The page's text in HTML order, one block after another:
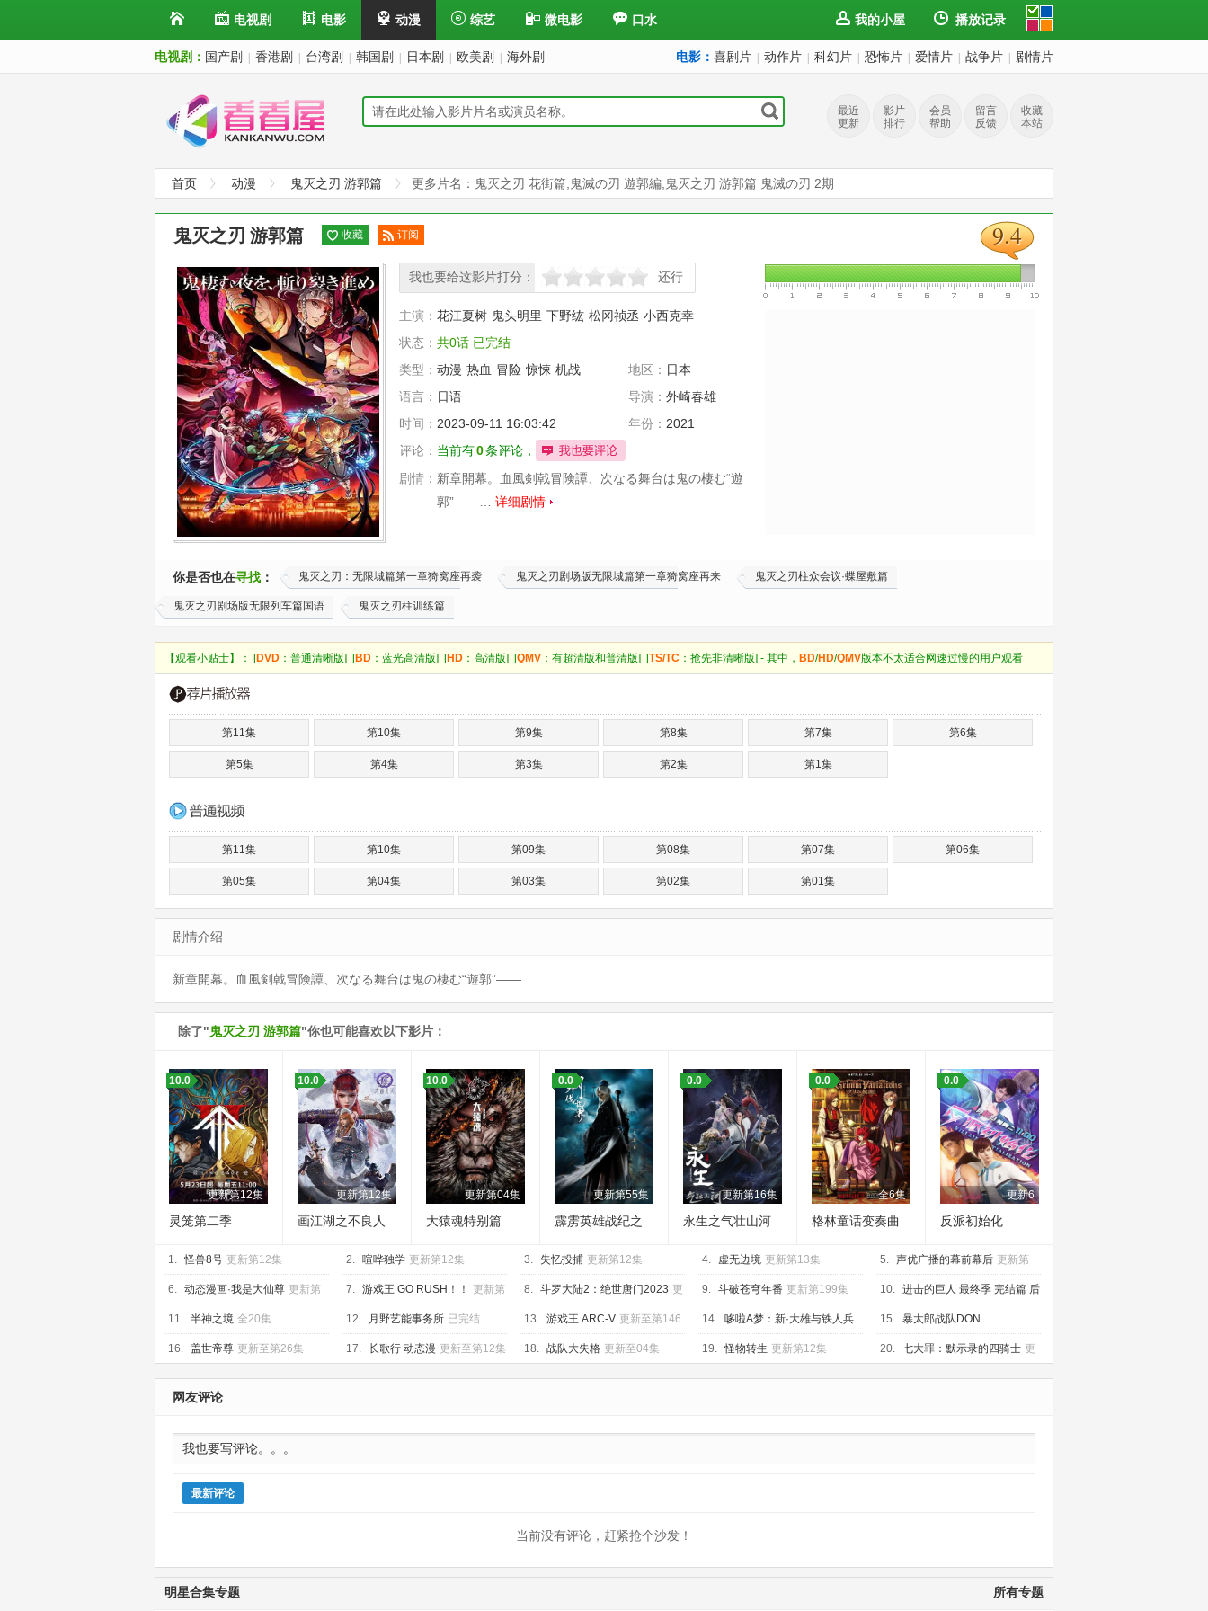
电视剧 电影 动漫 综艺 微电影 口水 我的小屋 播放记录
电视剧： 国产剧 香港剧 台湾剧 韩国剧 日本剧 欧美剧 海外剧 电影： 喜剧片 动作片 科幻片 恐怖片 爱情片 战争片 剧情片
最近
更新
影片
排行
会员
帮助
留言
反馈
收藏
本站
首页 动漫 鬼灭之刃 游郭篇 更多片名：鬼灭之刃 花街篇,鬼滅の刃 遊郭編,鬼灭之刃 游郭篇 鬼滅の刃 2期
9.4
9.4
鬼灭之刃 游郭篇 收藏
订阅
我也要给这影片打分：
很差较差 还行推荐 力荐 还行
主演： 花江夏树 鬼头明里 下野纮 松冈祯丞 小西克幸
状态： 共0话 已完结
类型： 动漫 热血 冒险 惊悚 机战
竞技
地区： 日本
语言： 日语 导演： 外崎春雄
时间： 2023-09-11 16:03:42 年份： 2021
评论： 当前有0条评论，
剧情： 新章開幕。血風剣戟冒険譚、次なる舞台は鬼の棲む“遊
郭”——… 详细剧情
你是否也在寻找 ： 鬼灭之刃：无限城篇第一章猗窝座再袭 鬼灭之刃剧场版无限城篇第一章猗窝座再来 鬼灭之刃柱众会议·蝶屋敷篇
鬼灭之刃剧场版无限列车篇国语 鬼灭之刃柱训练篇
【观看小贴士】： [DVD ：普通清晰版] [BD ：蓝光高清版] [HD ：高清版] [QMV ：有超清版和普清版] [TS/TC ：抢先非清晰版] - 其中， BD/HD/QMV版本不太适合网速过慢的用户观看
第11集 第10集 第9集 第8集 第7集 第6集
第5集 第4集 第3集 第2集 第1集
第11集 第10集 第09集 第08集 第07集 第06集
第05集 第04集 第03集 第02集 第01集
剧情介绍
新章開幕。血風剣戟冒険譚、次なる舞台は鬼の棲む“遊郭”——
除了"鬼灭之刃 游郭篇"你也可能喜欢以下影片：
更新第12集
10.0
灵笼第二季
更新第12集
10.0
画江湖之不良人
更新第04集
10.0
大猿魂特别篇
更新第55集
0.0
霹雳英雄战纪之
更新第16集
0.0
永生之气壮山河
全6集
0.0
格林童话变奏曲
更新6
0.0
反派初始化
1. 怪兽8号 更新第12集 2. 喧哗独学 更新第12集 3. 失忆投捕 更新第12集 4. 虚无边境 更新第13集 5. 声优广播的幕前幕后 更新第
12集
6. 动态漫画·我是大仙尊 更新第
287集
7. 游戏王 GO RUSH！！ 更新第
145集
8. 斗罗大陆2：绝世唐门2023 更
新第153集
9. 斗破苍穹年番 更新第199集 10. 进击的巨人 最终季 完结篇 后
篇 HD中字
11. 半神之境 全20集 12. 月野艺能事务所 已完结 13. 游戏王 ARC-V 更新至第146
集
14. 哆啦A梦：新·大雄与铁人兵
团 已完结
15. 暴太郎战队DON
BROTHERS 已完结
16. 盖世帝尊 更新至第26集 17. 长歌行 动态漫 更新至第12集 18. 战队大失格 更新至04集 19. 怪物转生 更新第12集 20. 七大罪：默示录的四骑士 更
新至17集
网友评论
最新评论
当前没有评论，赶紧抢个沙发！
所有专题
明星合集专题